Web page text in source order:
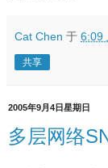
Cat Chen 于 6:09
共享
2005年9月4日星期日
多层网络